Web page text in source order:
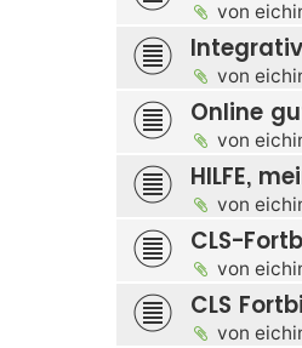
von
von
Online
von
HILFE,
von
CLS-
von
CLS
von